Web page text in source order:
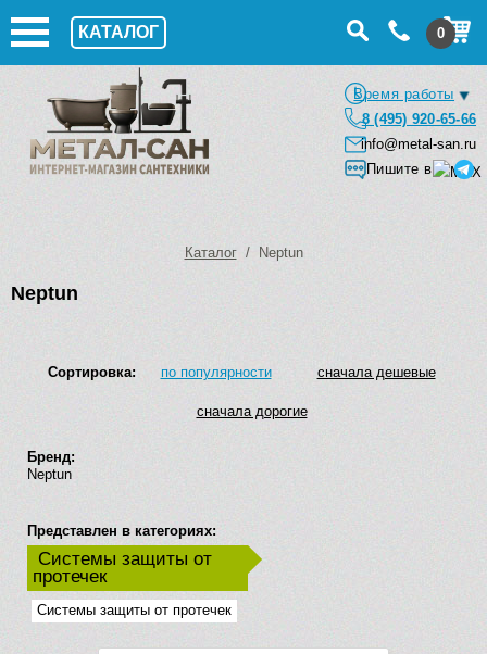
КАТАЛОГ 0
Время работы
8 (495) 920-65-66
info@metal-san.ru
Пишите в
Каталог/ Neptun
Neptun
Сортировка: по популярности сначала дешевые
сначала дорогие
Бренд:
Neptun
Представлен в категориях:
Системы защиты от
протечек
Системы защиты от протечек